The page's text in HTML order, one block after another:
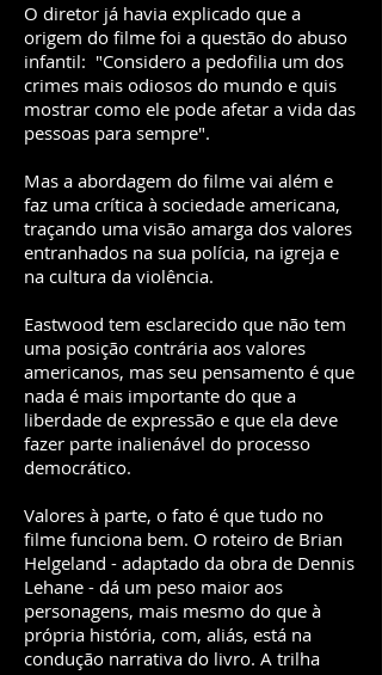
O diretor já havia explicado que a
origem do filme foi a questão do abuso
infantil: "Considero a pedofilia um dos
crimes mais odiosos do mundo e quis
mostrar como ele pode afetar a vida das
pessoas para sempre".
Mas a abordagem do filme vai além e
faz uma crítica à sociedade americana,
traçando uma visão amarga dos valores
entranhados na sua polícia, na igreja e
na cultura da violência.
Eastwood tem esclarecido que não tem
uma posição contrária aos valores
americanos, mas seu pensamento é que
nada é mais importante do que a
liberdade de expressão e que ela deve
fazer parte inalienável do processo
democrático.
Valores à parte, o fato é que tudo no
filme funciona bem. O roteiro de Brian
Helgeland - adaptado da obra de Dennis
Lehane - dá um peso maior aos
personagens, mais mesmo do que à
própria história, com, aliás, está na
condução narrativa do livro. A trilha